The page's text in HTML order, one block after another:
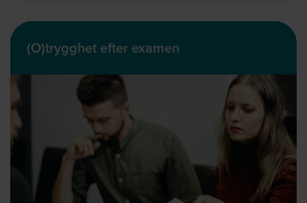
(O)trygghet efter examen